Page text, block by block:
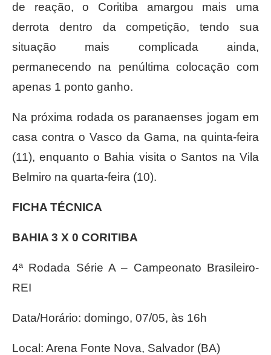
de reação, o Coritiba amargou mais uma
derrota dentro da competição, tendo sua
situação mais complicada ainda,
permanecendo na penúltima colocação com
apenas 1 ponto ganho.
Na próxima rodada os paranaenses jogam em
casa contra o Vasco da Gama, na quinta-feira
(11), enquanto o Bahia visita o Santos na Vila
Belmiro na quarta-feira (10).
FICHA TÉCNICA
BAHIA 3 X 0 CORITIBA
4ª Rodada Série A – Campeonato Brasileiro-
REI
Data/Horário: domingo, 07/05, às 16h
Local: Arena Fonte Nova, Salvador (BA)